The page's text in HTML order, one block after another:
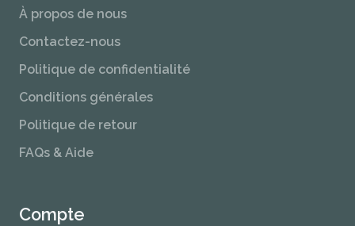
À propos de nous
Contactez-nous
Politique de confidentialité
Conditions générales
Politique de retour
FAQs & Aide
Compte